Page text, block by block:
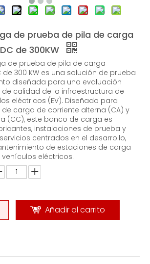
Banco de carga de bajo voltaje de 500 KW CA Banco de carga de aviación -EMAX
de prueba de pila de carga
de 300KW
de prueba de pila de carga
300 KW es una solución de prueba
diseñada para una evaluación
calidad de la infraestructura de
eléctricos (EV). Diseñado para
carga de corriente alterna (CA) y
(CC), este banco de carga es
instalaciones de prueba y
centrados en el desarrollo,
de estaciones de carga
eléctricos.
Añadir al carrito